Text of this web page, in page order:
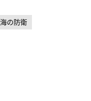
海の防衛